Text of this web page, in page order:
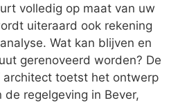
volledig op maat van uw
uiteraard ook rekening
Wat kan blijven en
gerenoveerd worden? De
toetst het ontwerp
regelgeving in Bever,